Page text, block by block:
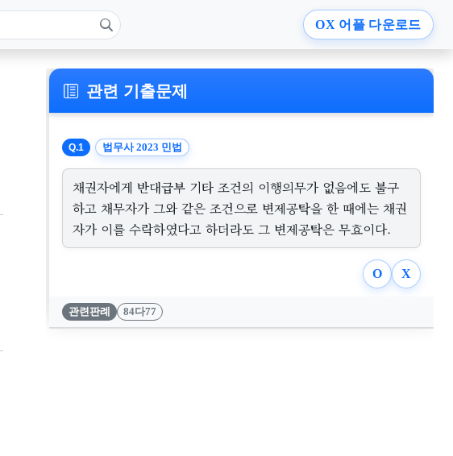
OX 어플 다운로드
관련 기출문제
Q.1 법무사 2023 민법
채권자에게 반대급부 기타 조건의 이행의무가 없음에도 불구
하고 채무자가 그와 같은 조건으로 변제공탁을 한 때에는 채권
자가 이를 수락하였다고 하더라도 그 변제공탁은 무효이다.
O X
관련판례 84다77